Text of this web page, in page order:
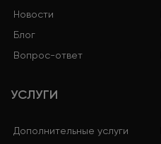
Новости
Блог
Вопрос-ответ
УСЛУГИ
Дополнительные услуги